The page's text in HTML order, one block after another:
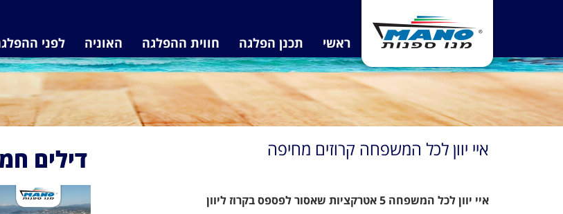
ראשי תכנן הפלגה חווית ההפלגה האוניה לפני
איי יוון לכל המשפחה קרוזים מחיפה
איי יוון לכל המשפחה 5 אטרקציות שאסור לפספס בקרוז ליוון
דילים